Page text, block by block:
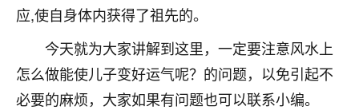
应,使自身体内获得了祖先的。
今天就为大家讲解到这里，一定要注意风水上
怎么做能使儿子变好运气呢？的问题，以免引起不
必要的麻烦，大家如果有问题也可以联系小编。
优秀的张同学
老师收徒吗？？我对这些很感兴趣
2天前 来自山西 15